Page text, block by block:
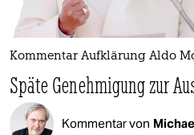
Kommentar Aufklärung Aldo
Späte Genehmigung zur
Kommentar von